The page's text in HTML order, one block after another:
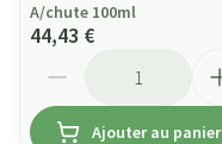
A/chute 100ml
44,43 €
Ajouter au panier